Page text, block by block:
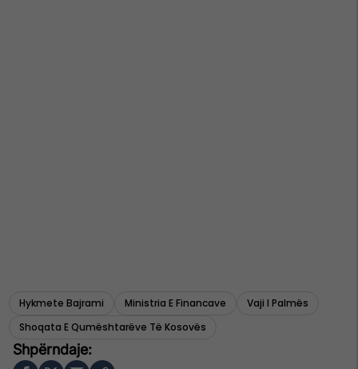
Hykmete Bajrami Ministria E Financave
Vaji I Palmës
Shoqata E Qumështarëve Të Kosovës